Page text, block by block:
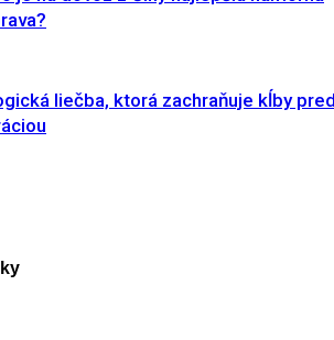
liečba, ktorá zachraňuje kĺby